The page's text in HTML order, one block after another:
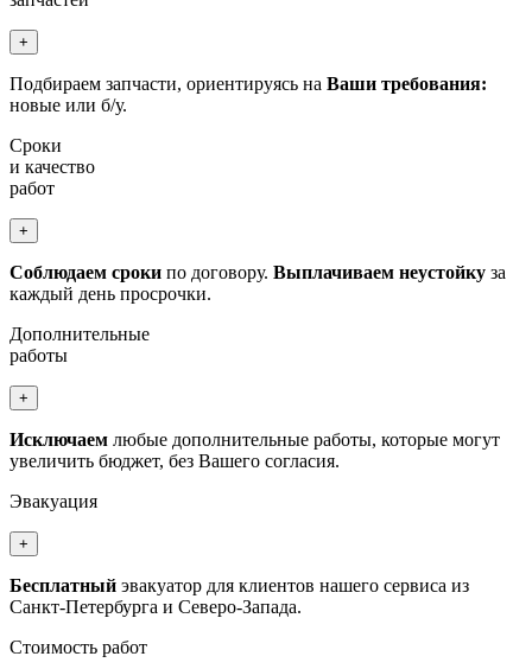
+
Подбираем запчасти, ориентируясь на Ваши требования:
новые или б/у.
Сроки
и качество
работ
+
Соблюдаем сроки по договору. Выплачиваем неустойку за
каждый день просрочки.
Дополнительные
работы
+
Исключаем любые дополнительные работы, которые могут
увеличить бюджет, без Вашего согласия.
Эвакуация
+
Бесплатный эвакуатор для клиентов нашего сервиса из
Санкт-Петербурга и Северо-Запада.
Стоимость работ